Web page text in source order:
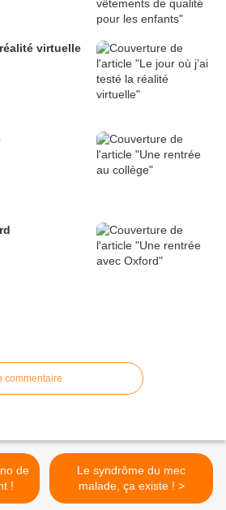
virtuelle
commentaire
!
Le syndrôme du mec
malade, ça existe ! >